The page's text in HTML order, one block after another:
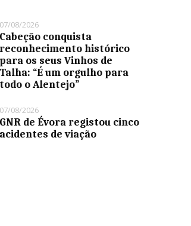
07/08/2026
Cabeção conquista
reconhecimento histórico
para os seus Vinhos de
Talha: “É um orgulho para
todo o Alentejo”
07/08/2026
GNR de Évora registou cinco
acidentes de viação